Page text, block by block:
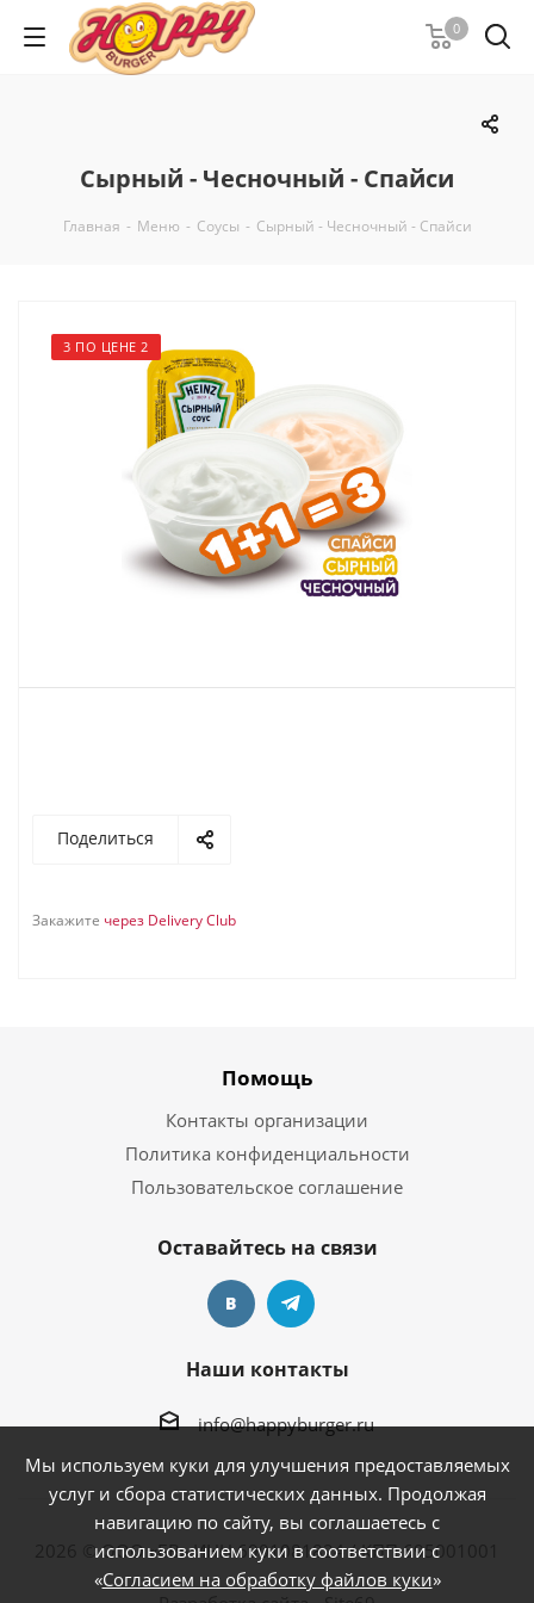
0
Сырный - Чесночный - Спайси
Главная - Меню - Соусы - Сырный - Чесночный - Спайси
3 ПО ЦЕНЕ 2
Поделиться
Закажите через Delivery Club
Помощь
Контакты организации
Политика конфиденциальности
Пользовательское соглашение
Оставайтесь на связи
Наши контакты
info@happyburger.ru
2026 © ООО «БВ» ИНН 6901081824 / КПП 695001001
Мы используем куки для улучшения предоставляемых
услуг и сбора статистических данных. Продолжая
навигацию по сайту, вы соглашаетесь с
использованием куки в соответствии с
«Согласием на обработку файлов куки»